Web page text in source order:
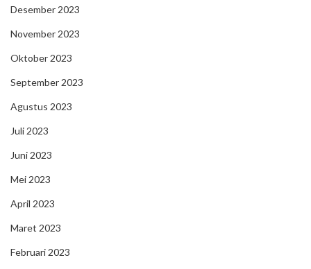
Desember 2023
November 2023
Oktober 2023
September 2023
Agustus 2023
Juli 2023
Juni 2023
Mei 2023
April 2023
Maret 2023
Februari 2023